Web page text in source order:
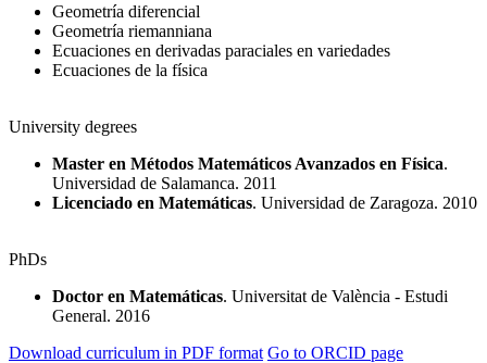
Geometría diferencial
Geometría riemanniana
Ecuaciones en derivadas paraciales en variedades
Ecuaciones de la física
University degrees
Master en Métodos Matemáticos Avanzados en Física.
Universidad de Salamanca. 2011
Licenciado en Matemáticas. Universidad de Zaragoza. 2010
PhDs
Doctor en Matemáticas. Universitat de València - Estudi
General. 2016
Download curriculum in PDF format Go to ORCID page